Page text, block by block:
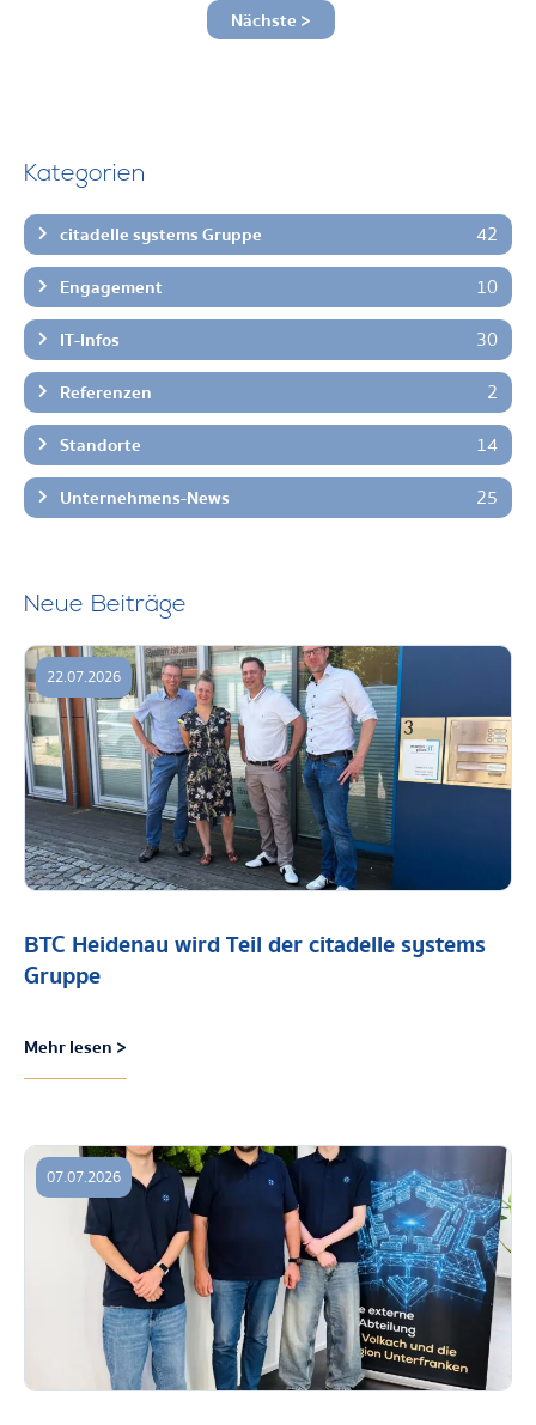
Nächste >
Kategorien
citadelle systems Gruppe 42
Engagement 10
IT-Infos 30
Referenzen 2
Standorte 14
Unternehmens-News 25
Neue Beiträge
BTC Heidenau wird Teil der citadelle systems
Gruppe
Mehr lesen >
22.07.2026
07.07.2026